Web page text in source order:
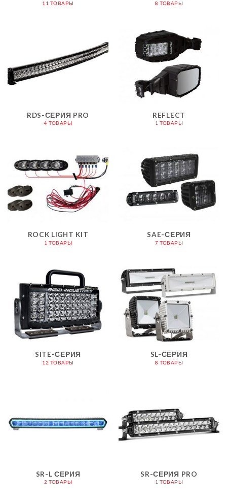
11 ТОВАРЫ 8 ТОВАРЫ
RDS-СЕРИЯ PRO
4 ТОВАРЫ
REFLECT
1 ТОВАРЫ
ROCK LIGHT KIT
1 ТОВАРЫ
SAE-СЕРИЯ
7 ТОВАРЫ
SITE-СЕРИЯ
12 ТОВАРЫ
SL-СЕРИЯ
8 ТОВАРЫ
SR-L СЕРИЯ
2 ТОВАРЫ
SR-СЕРИЯ PRO
1 ТОВАРЫ